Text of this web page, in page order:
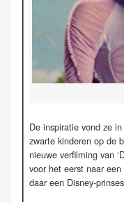
De inspiratie vond ze
zwarte kinderen op de
nieuwe verfilming van
voor het eerst naar
daar een Disney-